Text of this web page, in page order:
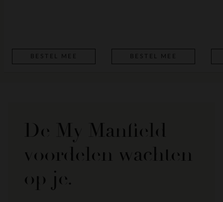
BESTEL MEE BESTEL MEE
De My Manfield
voordelen wachten
op je.